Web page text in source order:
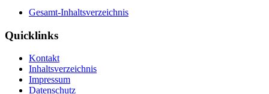
Gesamt-Inhaltsverzeichnis
Quicklinks
Kontakt
Inhaltsverzeichnis
Impressum
Datenschutz